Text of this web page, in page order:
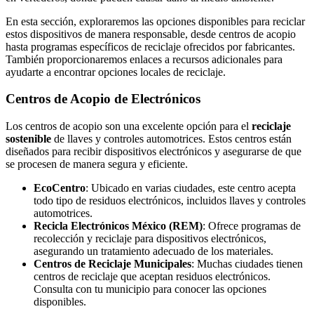
En esta sección, exploraremos las opciones disponibles para reciclar
estos dispositivos de manera responsable, desde centros de acopio
hasta programas específicos de reciclaje ofrecidos por fabricantes.
También proporcionaremos enlaces a recursos adicionales para
ayudarte a encontrar opciones locales de reciclaje.
Centros de Acopio de Electrónicos
Los centros de acopio son una excelente opción para el reciclaje
sostenible de llaves y controles automotrices. Estos centros están
diseñados para recibir dispositivos electrónicos y asegurarse de que
se procesen de manera segura y eficiente.
EcoCentro: Ubicado en varias ciudades, este centro acepta
todo tipo de residuos electrónicos, incluidos llaves y controles
automotrices.
Recicla Electrónicos México (REM): Ofrece programas de
recolección y reciclaje para dispositivos electrónicos,
asegurando un tratamiento adecuado de los materiales.
Centros de Reciclaje Municipales: Muchas ciudades tienen
centros de reciclaje que aceptan residuos electrónicos.
Consulta con tu municipio para conocer las opciones
disponibles.